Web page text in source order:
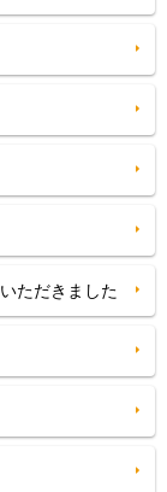
ただきました